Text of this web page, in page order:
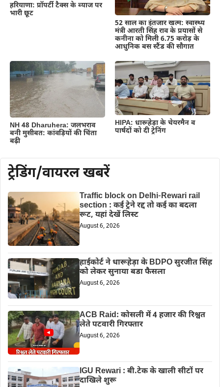
हरियाणा: प्रॉपर्टी टैक्स के ब्याज पर
भारी छूट
52 साल का इंतजार खत्म: स्वास्थ्य
मंत्री आरती सिंह राव के प्रयासों से
कनीना को मिली 6.75 करोड़ के
आधुनिक बस स्टैंड की सौगात
NH 48 Dharuhera: जलभराव
बनी मुसीबत: कांवड़ियों की चिंता
बढ़ी
HIPA: धारूहेड़ा के चेयरमैन व
पार्षदों को दी ट्रेनिंग
ट्रेडिंग/वायरल खबरें
Traffic block on Delhi-Rewari rail
section : कई ट्रेने रद्द तो कई का बदला
रूट, यहां देखें लिस्ट
August 6, 2026
हाईकोर्ट ने धारूहेड़ा के BDPO सुरजीत सिंह
को लेकर सुनाया बडा फैसला
August 6, 2026
ACB Raid: कोसली में 4 हजार की रिश्वत
लेते पटवारी गिरफ्तार
August 6, 2026
IGU Rewari : बी.टेक के खाली सीटों पर
दाखिले शुरू